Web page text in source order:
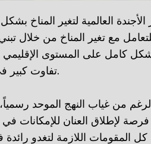
العالمية لتغير المناخ
مع تغير المناخ من خلال
كامل على المستوى
تفاوت كبير في تقدم بلدان المنطقة نحو التعامل مع تغير المناخ.
من غياب النهج الموحد
لإطلاق العنان للإمكانات
المقومات اللازمة لتغدو